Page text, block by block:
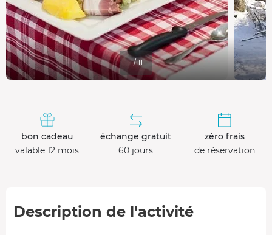
1 / 11
bon cadeau
valable 12 mois
échange gratuit
60 jours
zéro frais
de réservation
Description de l'activité